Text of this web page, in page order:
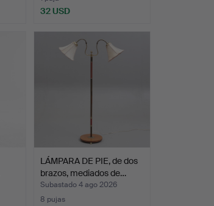
32 USD
LÁMPARA DE PIE, de dos
brazos, mediados de…
Subastado 4 ago 2026
8 pujas